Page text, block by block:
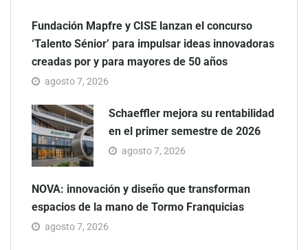
Fundación Mapfre y CISE lanzan el concurso
‘Talento Sénior’ para impulsar ideas innovadoras
creadas por y para mayores de 50 años
agosto 7, 2026
Schaeffler mejora su rentabilidad
en el primer semestre de 2026
agosto 7, 2026
NOVA: innovación y diseño que transforman
espacios de la mano de Tormo Franquicias
agosto 7, 2026